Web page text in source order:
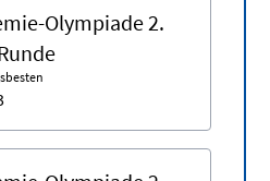
Olympiade 2.